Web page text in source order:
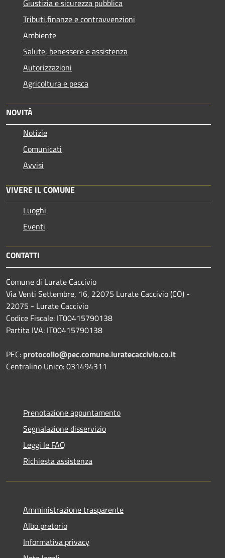
Giustizia e sicurezza pubblica
Tributi,finanze e contravvenzioni
Ambiente
Salute, benessere e assistenza
Autorizzazioni
Agricoltura e pesca
NOVITÀ
Notizie
Comunicati
Avvisi
VIVERE IL COMUNE
Luoghi
Eventi
CONTATTI
Comune di Lurate Caccivio
Via Venti Settembre, 16, 22075 Lurate Caccivio (CO) -
22075 - Lurate Caccivio
Codice Fiscale: IT00415790138
Partita IVA: IT00415790138
PEC: protocollo@pec.comune.luratecaccivio.co.it
Centralino Unico: 031494311
Prenotazione appuntamento
Segnalazione disservizio
Leggi le FAQ
Richiesta assistenza
Amministrazione trasparente
Albo pretorio
Informativa privacy